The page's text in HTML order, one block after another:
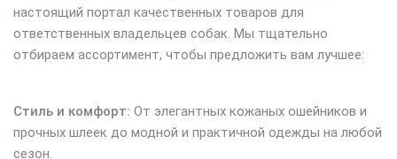
настоящий портал качественных товаров для
ответственных владельцев собак. Мы тщательно
отбираем ассортимент, чтобы предложить вам лучшее:
Стиль и комфорт: От элегантных кожаных ошейников и
прочных шлеек до модной и практичной одежды на любой
сезон.